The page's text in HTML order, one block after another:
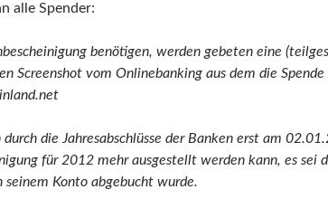
alle Spender:
benötigen, werden gebeten eine
Screenshot vom Onlinebanking aus dem die
die Jahresabschlüsse der Banken erst am
für 2012 mehr ausgestellt werden kann, es sei
Konto abgebucht wurde.